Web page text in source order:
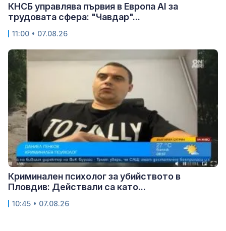
КНСБ управлява първия в Европа AI за
трудовата сфера: "Чавдар"...
11:00 • 07.08.26
Криминален психолог за убийството в
Пловдив: Действали са като...
10:45 • 07.08.26